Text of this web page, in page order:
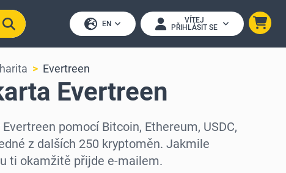
EN
VÍTEJ
PŘIHLÁSIT SE
Evertreen
Evertreen
pomocí Bitcoin, Ethereum, USDC,
z dalších 250 kryptoměn. Jakmile
ti okamžitě přijde e-mailem.